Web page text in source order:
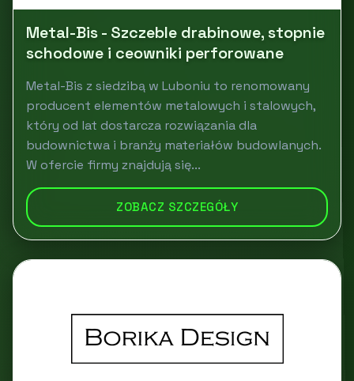
Metal-Bis - Szczeble drabinowe, stopnie
schodowe i ceowniki perforowane
Metal-Bis z siedzibą w Luboniu to renomowany
producent elementów metalowych i stalowych,
który od lat dostarcza rozwiązania dla
budownictwa i branży materiałów budowlanych.
W ofercie firmy znajdują się...
ZOBACZ SZCZEGÓŁY